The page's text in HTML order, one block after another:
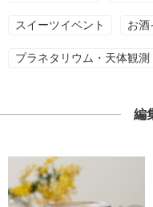
スイーツイベント お酒
プラネタリウム・天体観測
編